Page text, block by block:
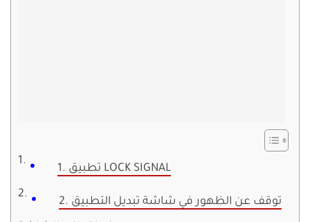
1. تطبيق LOCK SIGNAL
2. توقف عن الظهور في شاشة تبديل التطبيق